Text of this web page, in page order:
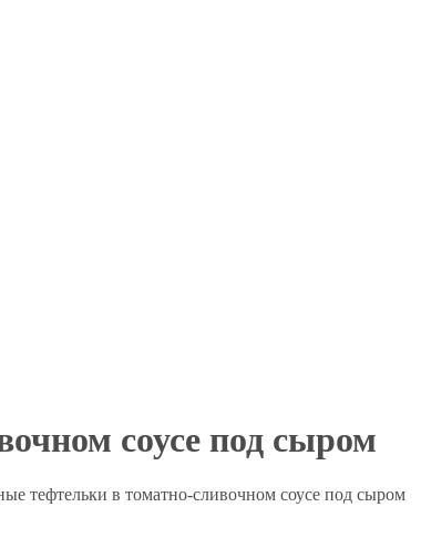
соусе под сыром
тефтельки в томатно-сливочном соусе под сыром